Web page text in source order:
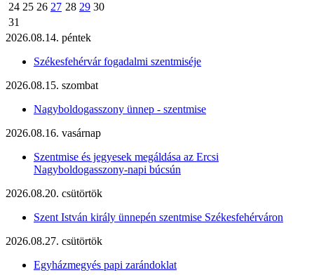
24 25 26 27 28 29 30
31
2026.08.14. péntek
Székesfehérvár fogadalmi szentmiséje
2026.08.15. szombat
Nagyboldogasszony ünnep - szentmise
2026.08.16. vasárnap
Szentmise és jegyesek megáldása az Ercsi
Nagyboldogasszony-napi búcsún
2026.08.20. csütörtök
Szent István király ünnepén szentmise Székesfehérváron
2026.08.27. csütörtök
Egyházmegyés papi zarándoklat